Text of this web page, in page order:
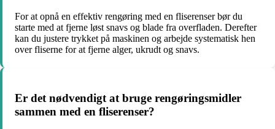
For at opnå en effektiv rengøring med en fliserenser bør du
starte med at fjerne løst snavs og blade fra overfladen. Derefter
kan du justere trykket på maskinen og arbejde systematisk hen
over fliserne for at fjerne alger, ukrudt og snavs.
Er det nødvendigt at bruge rengøringsmidler
sammen med en fliserenser?